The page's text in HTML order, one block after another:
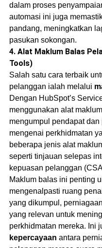
dalam proses
automasi ini juga
pandang, meningkatkan
pasukan sokongan.
4. Alat Maklum Balas
Tools)
Salah satu cara terbaik
pelanggan ialah melalui
Dengan HubSpot’s
menggunakan alat
mengumpul pendapat
mengenai perkhidmatan
beberapa jenis alat
seperti tinjauan selepas
kepuasan pelanggan
Maklum balas ini penting
mengenalpasti ruang
yang dikumpul,
yang relevan untuk
perkhidmatan mereka. Ini
kepercayaan antara